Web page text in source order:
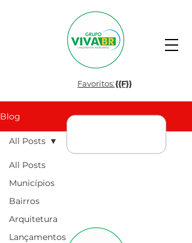
Favoritos:{{F}}
Blog
All Posts
Municípios
Bairros
Arquitetura
Lançamentos
All Posts